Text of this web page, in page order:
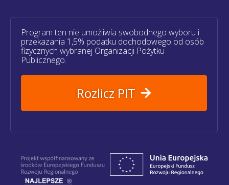
Program ten nie umożliwia swobodnego wyboru i
przekazania 1,5% podatku dochodowego od osób
fizycznych wybranej Organizacji Pożytku
Publicznego.
Rozlicz PIT